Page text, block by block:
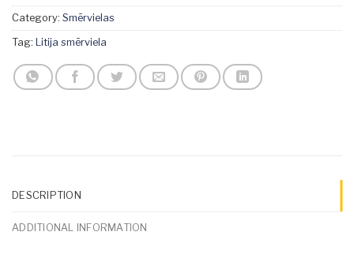
Category: Smērvielas
Tag: Litija smērviela
DESCRIPTION
ADDITIONAL INFORMATION